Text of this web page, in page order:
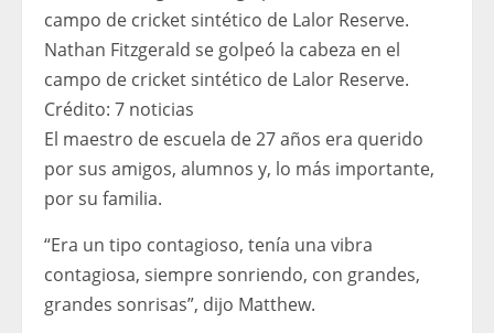
Nathan Fitzgerald se golpeó la cabeza en el
campo de cricket sintético de Lalor Reserve.
Crédito: 7 noticias
El maestro de escuela de 27 años era querido
por sus amigos, alumnos y, lo más importante,
por su familia.
“Era un tipo contagioso, tenía una vibra
contagiosa, siempre sonriendo, con grandes,
grandes sonrisas”, dijo Matthew.